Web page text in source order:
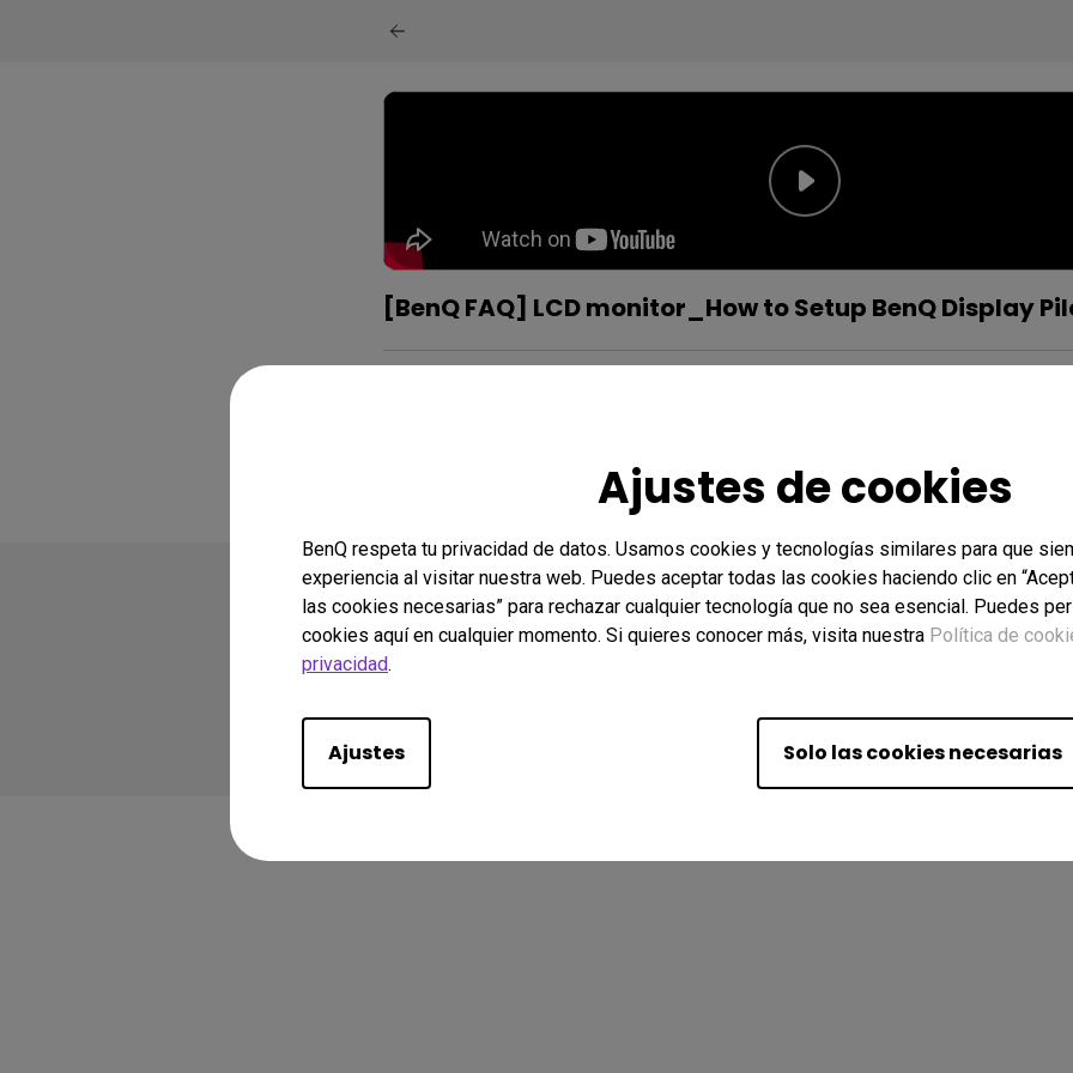
Ajustes de cookies
BenQ respeta tu privacidad de datos. Usamos cookies y tecnologías similares para que
experiencia al visitar nuestra web. Puedes aceptar todas las cookies haciendo clic en
las cookies necesarias” para rechazar cualquier tecnología que no sea esencial. Puedes
cookies aquí en cualquier momento. Si quieres conocer más, visita nuestra Política de
privacidad.
Ajustes Solo las cookies necesarias
[BenQ FAQ] LCD monitor_How to Setup BenQ Display
Copyright © 2026 BenQ. Todos los Derechos Reservados.
Políticas de Privacidad
Acuerdo de Licencia de Usuario Final (EULA)